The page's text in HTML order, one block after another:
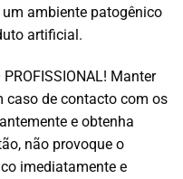
ambiente patogênico
artificial.
PROFISSIONAL! Manter
caso de contacto com os
e obtenha
não provoque o
imediatamente e